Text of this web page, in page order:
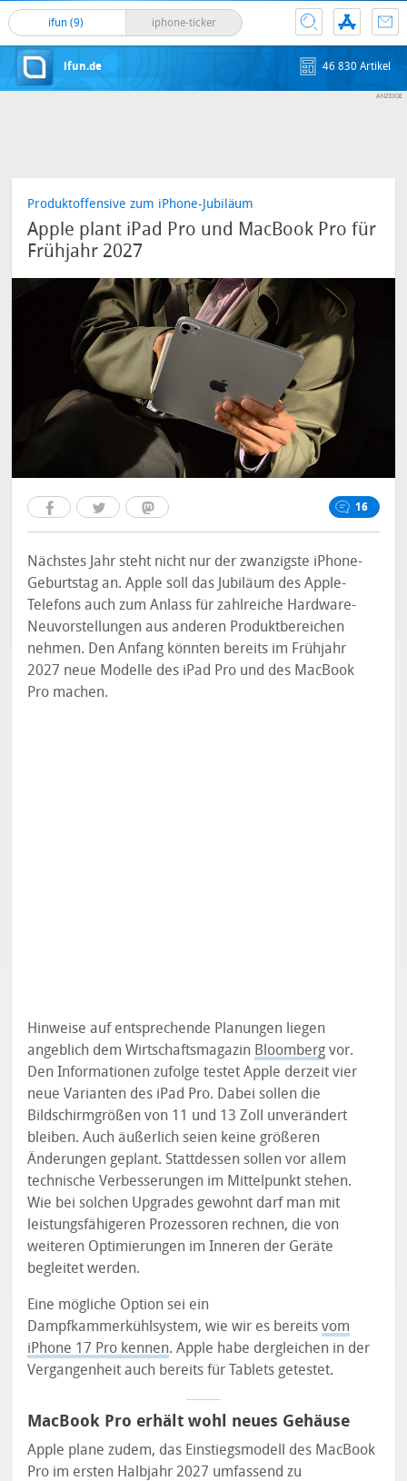
ifun (9) iphone-ticker
ifun.de 46 830 Artikel
Produktoffensive zum iPhone-Jubiläum
Apple plant iPad Pro und MacBook Pro für
Frühjahr 2027
16
Nächstes Jahr steht nicht nur der zwanzigste iPhone-
Geburtstag an. Apple soll das Jubiläum des Apple-
Telefons auch zum Anlass für zahlreiche Hardware-
Neuvorstellungen aus anderen Produktbereichen
nehmen. Den Anfang könnten bereits im Frühjahr
2027 neue Modelle des iPad Pro und des MacBook
Pro machen.
Hinweise auf entsprechende Planungen liegen
angeblich dem Wirtschaftsmagazin Bloomberg vor.
Den Informationen zufolge testet Apple derzeit vier
neue Varianten des iPad Pro. Dabei sollen die
Bildschirmgrößen von 11 und 13 Zoll unverändert
bleiben. Auch äußerlich seien keine größeren
Änderungen geplant. Stattdessen sollen vor allem
technische Verbesserungen im Mittelpunkt stehen.
Wie bei solchen Upgrades gewohnt darf man mit
leistungsfähigeren Prozessoren rechnen, die von
weiteren Optimierungen im Inneren der Geräte
begleitet werden.
Eine mögliche Option sei ein
Dampfkammerkühlsystem, wie wir es bereitsvom
iPhone 17 Pro kennen. Apple habe dergleichen in der
Vergangenheit auch bereits für Tablets getestet.
MacBook Pro erhält wohl neues Gehäuse
Apple plane zudem, das Einstiegsmodell des MacBook
Pro im ersten Halbjahr 2027 umfassend zu